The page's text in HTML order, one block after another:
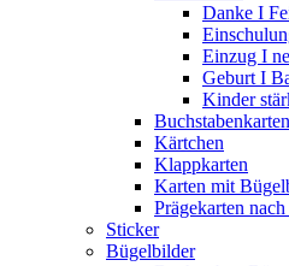
Danke I
Einzug I
Geburt I
Kinder
Buchstabenkarten
Kärtchen
Klappkarten
Karten mit
Prägekarten
Sticker
Bügelbilder